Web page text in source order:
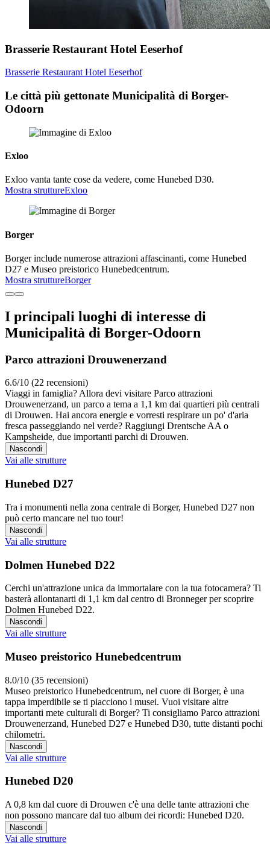
Brasserie Restaurant Hotel Eeserhof
Brasserie Restaurant Hotel Eeserhof
Le città più gettonate Municipalità di Borger-
Odoorn
Exloo
Exloo vanta tante cose da vedere, come Hunebed D30.
Mostra struttureExloo
Borger
Borger include numerose attrazioni affascinanti, come Hunebed
D27 e Museo preistorico Hunebedcentrum.
Mostra struttureBorger
I principali luoghi di interesse di
Municipalità di Borger-Odoorn
Parco attrazioni Drouwenerzand
6.6/10 (22 recensioni)
Viaggi in famiglia? Allora devi visitare Parco attrazioni
Drouwenerzand, un parco a tema a 1,1 km dai quartieri più centrali
di Drouwen. Hai ancora energie e vorresti respirare un po' d'aria
fresca passeggiando nel verde? Raggiungi Drentsche AA o
Kampsheide, due importanti parchi di Drouwen.
Nascondi
Vai alle strutture
Hunebed D27
Tra i monumenti nella zona centrale di Borger, Hunebed D27 non
può certo mancare nel tuo tour!
Nascondi
Vai alle strutture
Dolmen Hunebed D22
Cerchi un'attrazione unica da immortalare con la tua fotocamera? Ti
basterà allontanarti di 1,1 km dal centro di Bronneger per scoprire
Dolmen Hunebed D22.
Nascondi
Vai alle strutture
Museo preistorico Hunebedcentrum
8.0/10 (35 recensioni)
Museo preistorico Hunebedcentrum, nel cuore di Borger, è una
tappa imperdibile se ti piacciono i musei. Vuoi visitare altre
importanti mete culturali di Borger? Ti consigliamo Parco attrazioni
Drouwenerzand, Hunebed D27 e Hunebed D30, tutte distanti pochi
chilometri.
Nascondi
Vai alle strutture
Hunebed D20
A 0,8 km dal cuore di Drouwen c'è una delle tante attrazioni che
non possono mancare dal tuo album dei ricordi: Hunebed D20.
Nascondi
Vai alle strutture